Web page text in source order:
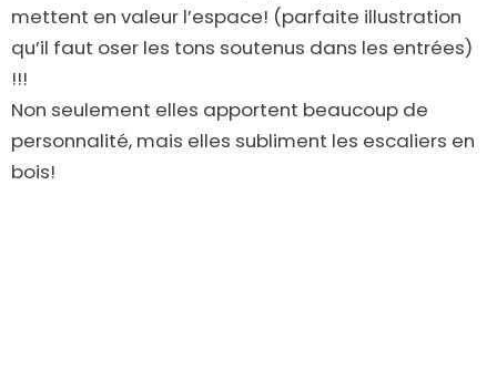
mettent en valeur l’espace! (parfaite illustration
qu’il faut oser les tons soutenus dans les entrées)
!!!
Non seulement elles apportent beaucoup de
personnalité, mais elles subliment les escaliers en
bois!